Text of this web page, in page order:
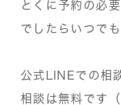
とくに予約の必
でしたらいつでも
公式LINEでの相
相談は無料です